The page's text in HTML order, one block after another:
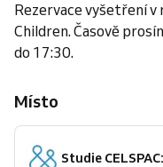
Rezervace vyšetření v
Children. Časově
do 17:30.
Místo
Studie